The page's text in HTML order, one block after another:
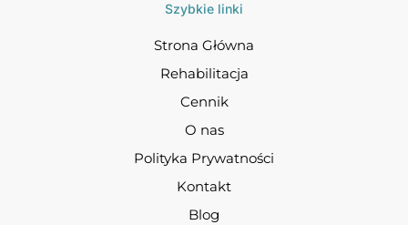
Szybkie linki
Strona Główna
Rehabilitacja
Cennik
O nas
Polityka Prywatności
Kontakt
Blog